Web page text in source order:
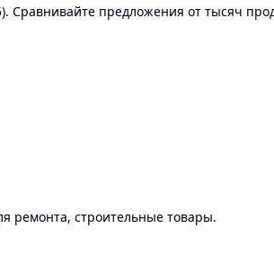
Сравнивайте предложения от тысяч
ремонта, строительные товары.